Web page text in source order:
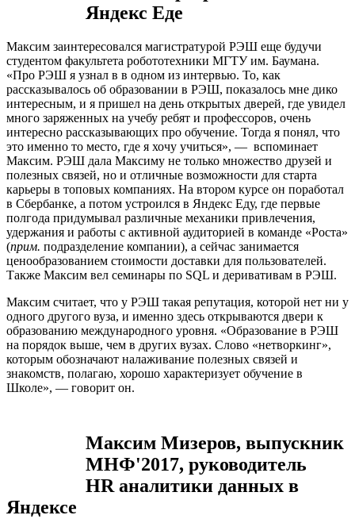
Яндекс Еде
Максим заинтересовался магистратурой РЭШ еще будучи
студентом факультета робототехники МГТУ им. Баумана.
«Про РЭШ я узнал в в одном из интервью. То, как
рассказывалось об образовании в РЭШ, показалось мне дико
интересным, и я пришел на день открытых дверей, где увидел
много заряженных на учебу ребят и профессоров, очень
интересно рассказывающих про обучение. Тогда я понял, что
это именно то место, где я хочу учиться», — вспоминает
Максим. РЭШ дала Максиму не только множество друзей и
полезных связей, но и отличные возможности для старта
карьеры в топовых компаниях. На втором курсе он поработал
в Сбербанке, а потом устроился в Яндекс Еду, где первые
полгода придумывал различные механики привлечения,
удержания и работы с активной аудиторией в команде «Роста»
(прим. подразделение компании), а сейчас занимается
ценообразованием стоимости доставки для пользователей.
Также Максим вел семинары по SQL и деривативам в РЭШ.
Максим считает, что у РЭШ такая репутация, которой нет ни у
одного другого вуза, и именно здесь открываются двери к
образованию международного уровня. «Образование в РЭШ
на порядок выше, чем в других вузах. Слово «нетворкинг»,
которым обозначают налаживание полезных связей и
знакомств, полагаю, хорошо характеризует обучение в
Школе», — говорит он.
Максим Мизеров, выпускник
МНФ'2017, руководитель
HRаналитики данных в
Яндексе